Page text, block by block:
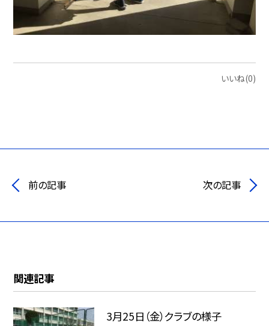
いいね(0)
前の記事 次の記事
関連記事
3月25日（金）クラブの様子